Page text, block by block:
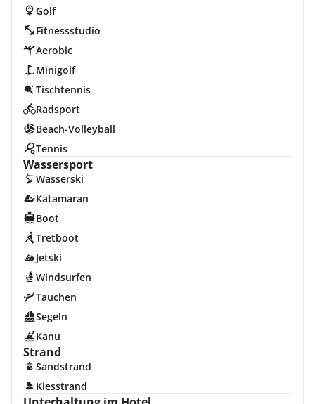
Golf
Fitnessstudio
Aerobic
Minigolf
Tischtennis
Radsport
Beach-Volleyball
Tennis
Wassersport
Wasserski
Katamaran
Boot
Tretboot
Jetski
Windsurfen
Tauchen
Segeln
Kanu
Strand
Sandstrand
Kiesstrand